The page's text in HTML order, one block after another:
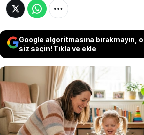
Google algoritmasına bırakmayın,
siz seçin! Tıkla ve ekle
Psikologlara göre
zorluğa anında müdahale
yaşlarına uygun